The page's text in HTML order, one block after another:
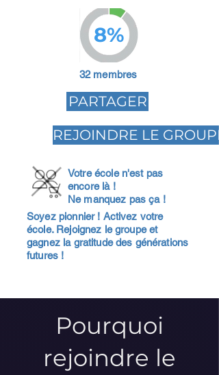
8%
32 membres
PARTAGER
REJOINDRE LE GROUPE
Votre école n'est pas
encore là !
Ne manquez pas ça !
Soyez pionnier ! Activez votre
école. Rejoignez le groupe et
gagnez la gratitude des générations
futures !
Pourquoi
rejoindre le